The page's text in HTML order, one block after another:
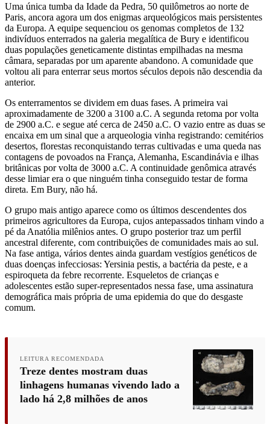
Uma única tumba da Idade da Pedra, 50 quilômetros ao norte de
Paris, ancora agora um dos enigmas arqueológicos mais persistentes
da Europa. A equipe sequenciou os genomas completos de 132
indivíduos enterrados na galeria megalítica de Bury e identificou
duas populações geneticamente distintas empilhadas na mesma
câmara, separadas por um aparente abandono. A comunidade que
voltou ali para enterrar seus mortos séculos depois não descendia da
anterior.
Os enterramentos se dividem em duas fases. A primeira vai
aproximadamente de 3200 a 3100 a.C. A segunda retoma por volta
de 2900 a.C. e segue até cerca de 2450 a.C. O vazio entre as duas se
encaixa em um sinal que a arqueologia vinha registrando: cemitérios
desertos, florestas reconquistando terras cultivadas e uma queda nas
contagens de povoados na França, Alemanha, Escandinávia e ilhas
britânicas por volta de 3000 a.C. A continuidade genômica através
desse limiar era o que ninguém tinha conseguido testar de forma
direta. Em Bury, não há.
O grupo mais antigo aparece como os últimos descendentes dos
primeiros agricultores da Europa, cujos antepassados tinham vindo a
pé da Anatólia milênios antes. O grupo posterior traz um perfil
ancestral diferente, com contribuições de comunidades mais ao sul.
Na fase antiga, vários dentes ainda guardam vestígios genéticos de
duas doenças infecciosas: Yersinia pestis, a bactéria da peste, e a
espiroqueta da febre recorrente. Esqueletos de crianças e
adolescentes estão super-representados nessa fase, uma assinatura
demográfica mais própria de uma epidemia do que do desgaste
comum.
LEITURA RECOMENDADA
Treze dentes mostram duas
linhagens humanas vivendo lado a
lado há 2,8 milhões de anos